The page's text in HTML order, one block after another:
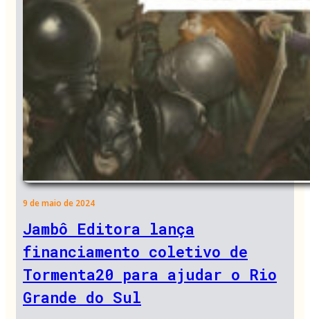
9 de maio de 2024
Jambô Editora lança
financiamento coletivo de
Tormenta20 para ajudar o Rio
Grande do Sul